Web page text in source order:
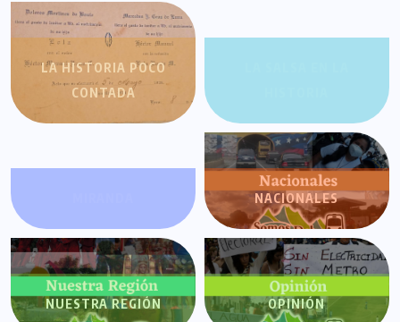
LA HISTORIA POCO
CONTADA
NACIONALES
NUESTRA REGIÓN OPINIÓN